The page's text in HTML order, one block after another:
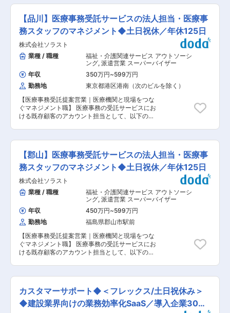
教育担当がフォローに入り、不動産業界の知識や
お電話のトークスクリプトのインプット、ロープ
レ実施など行います。 ・その後は３〜４か月後の
独り立ちに向けてOJTが始まります。一人に一人
の教育担当がつくので、都度FBをもらい、成長し
やすい環境が整っています。 ★社員の8割が業界
未経験です！接客販売のみのご経験の方も多く在
籍しております。 ■評価制度： 半年に一度評価
のタイミングがあり、業績と仕事に対する姿勢で
評価されます。 過去には1年でリーダーになった
方もおりますので、ご自身の裁量次第でしっかり
評価される環境です。 また、カスタマーサクセス
から別部署（法人担当やセールス系職種など）へ
21：00の間での交代制シフト勤務となります。
・早番：9:00-14:30 ・遅番：13:00-21:00 ・通
ト有） ※月平均総労働時間：160時間、公休9~11
日(内4日は希望休) 変更の範囲：会社の定める業
務
提案 担当する病院の事務長、医事課長、職員と信
頼関係を構築し、パートナーとして課題解決に向
けた提案を行います。 ・病院の事務長や担当者へ
の定期訪問を通じたニーズ、要望・課題のヒアリ
ング、課題解決に向けた提案 ・業務フローの改善
や、人員最適化の検討と提案 ・契約更新手続き、
条件交渉 ◆医療事務スタッフのマネジメント 受
託先医療機関で働くスタッフが安心して働ける環
境を整え、現場のマネージャーと一緒にサービス
クオリティの向上に努めます。 ・現場責任者（病
院マネージャー、リーダー）のサポートと育成 ・
面談、部署ミーティング等による適切な人員配置
の調整/実行 ・労務管理、モチベーション管理、
定着率向上施策の実施 ◆収支・運営管理 ・担当
案件の売上・コスト管理 ・IT・DX活用による人
件費最適化や運用改善の検討・提案 ・医療法規や
管理（受付、会計、診療報酬請求（レセプト）、
電子カルテ管理等） ・トラブル・クレーム発生時
のエスカレーション対応 ・新規受託案件の立ち上
げ支援、プロセス管理 ■所属長より 本ポジショ
ンは、クライアント対応、病院スタッフのマネジ
メントなど、人とのコミュニケーションが多く発
生する業務内容です。個人での業務よりも、チー
ムで目標を達成することや課題に対応すること
に、やりがいや達成感を覚える方を歓迎いたしま
す。全社員がより働きやすい職場環境の実現を目
指し、一丸となって取り組んでおります。ぜひそ
の一員として、私たちと一緒に取り組んでいただ
けますと幸いです。を支える、そんな「誇りある
ついて： 当社は以下領域で全国30,000名以上の
社員が活躍しています。 医療事業：受付、会計、
自立支援と地域トータルケアを理念とした施設運
営 こども事業：東京都中心に66か所の認可保育
園等を運営 変更の範囲：会社の定める業務
【品川】医療事務受託サービスの法人担当・医療事
務スタッフのマネジメント◆土日祝休／年休125日
株式会社ソラスト
業種 / 職種
福祉・介護関連サービス アウトソーシ
ング, 派遣営業 スーパーバイザー
年収
350万円~599万円
勤務地
東京都港区港南（次のビルを除く）
【医療事務受託提案営業｜医療機関と現場をつな
ぐマネジメント職】 医療事務の受託サービスにお
ける既存顧客のアカウント担当として、以下の業
提案 担当する病院の事務長、医事課長、職員と信
頼関係を構築し、パートナーとして課題解決に向
けた提案を行います。 ・病院の事務長や担当者へ
の定期訪問を通じたニーズ、要望・課題のヒアリ
ング、課題解決に向けた提案 ・業務フローの改善
や、人員最適化の検討と提案 ・契約更新手続き、
条件交渉 ◆医療事務スタッフのマネジメント 受
託先医療機関で働くスタッフが安心して働ける環
境を整え、現場のマネージャーと一緒にサービス
クオリティの向上に努めます。 ・現場責任者（病
院マネージャー、リーダー）のサポートと育成 ・
面談、部署ミーティング等による適切な人員配置
の調整/実行 ・労務管理、モチベーション管理、
定着率向上施策の実施 ◆収支・運営管理 ・担当
案件の売上・コスト管理 ・IT・DX活用による人
件費最適化や運用改善の検討・提案 ・医療法規や
管理（受付、会計、診療報酬請求（レセプト）、
電子カルテ管理等） ・トラブル・クレーム発生時
のエスカレーション対応 ・新規受託案件の立ち上
【郡山】医療事務受託サービスの法人担当・医療事
務スタッフのマネジメント◆土日祝休／年休125日
株式会社ソラスト
業種 / 職種
福祉・介護関連サービス アウトソーシ
ング, 派遣営業 スーパーバイザー
年収
450万円~599万円
勤務地
福島県郡山市駅前
【医療事務受託提案営業｜医療機関と現場をつな
ぐマネジメント職】 医療事務の受託サービスにお
ける既存顧客のアカウント担当として、以下の業
提案 担当する病院の事務長、医事課長、職員と信
頼関係を構築し、パートナーとして課題解決に向
けた提案を行います。 ・病院の事務長や担当者へ
の定期訪問を通じたニーズ、要望・課題のヒアリ
ング、課題解決に向けた提案 ・業務フローの改善
カスタマーサポート◆＜フレックス/土日祝休み＞
◆建設業界向けの業務効率化SaaS／導入企業30万